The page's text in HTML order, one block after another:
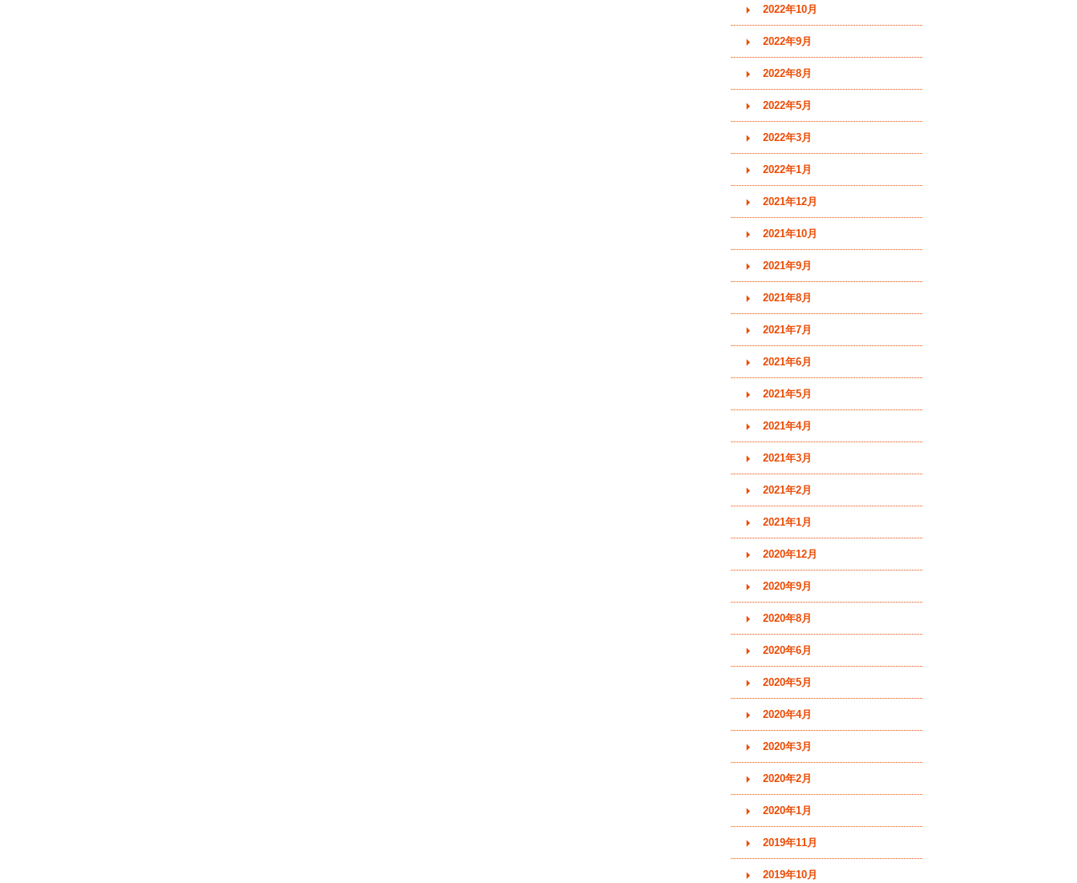
2022年10月
2022年9月
2022年8月
2022年5月
2022年3月
2022年1月
2021年12月
2021年10月
2021年9月
2021年8月
2021年7月
2021年6月
2021年5月
2021年4月
2021年3月
2021年2月
2021年1月
2020年12月
2020年9月
2020年8月
2020年6月
2020年5月
2020年4月
2020年3月
2020年2月
2020年1月
2019年11月
2019年10月